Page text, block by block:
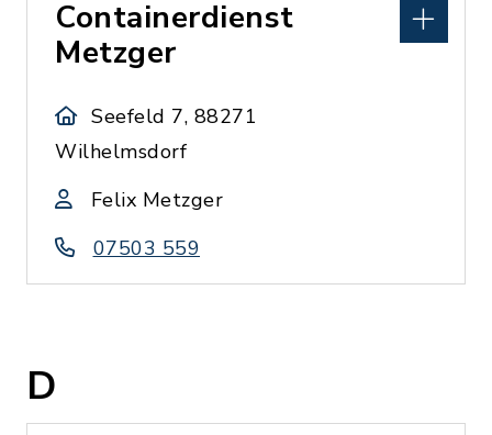
Containerdienst
Metzger
Seefeld 7, 88271
Wilhelmsdorf
Felix Metzger
07503 559
D